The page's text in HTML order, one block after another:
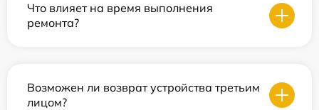
Что влияет на время выполнения
ремонта?
Возможен ли возврат устройства третьим
лицом?